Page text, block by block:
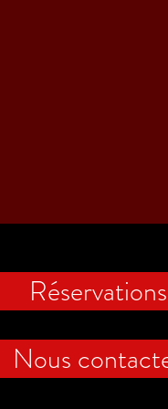
Réservations
Nous